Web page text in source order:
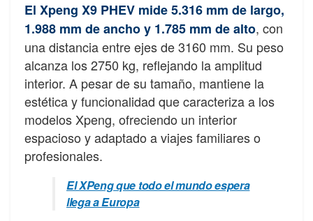
El Xpeng X9 PHEV mide 5.316 mm de largo,
1.988 mm de ancho y 1.785 mm de alto, con
una distancia entre ejes de 3160 mm. Su peso
alcanza los 2750 kg, reflejando la amplitud
interior. A pesar de su tamaño, mantiene la
estética y funcionalidad que caracteriza a los
modelos Xpeng, ofreciendo un interior
espacioso y adaptado a viajes familiares o
profesionales.
El XPeng que todo el mundo espera
llega a Europa